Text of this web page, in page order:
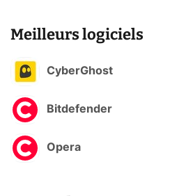
Meilleurs logiciels
CyberGhost
Bitdefender
Opera